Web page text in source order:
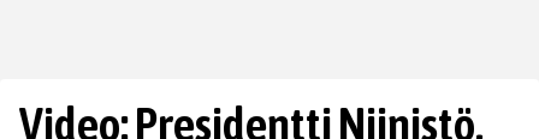
Video: Presidentti Niinistö,